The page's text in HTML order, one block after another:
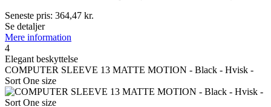
Seneste pris: 364,47 kr.
Se detaljer
Mere information
4
Elegant beskyttelse
COMPUTER SLEEVE 13 MATTE MOTION - Black - Hvisk -
Sort One size